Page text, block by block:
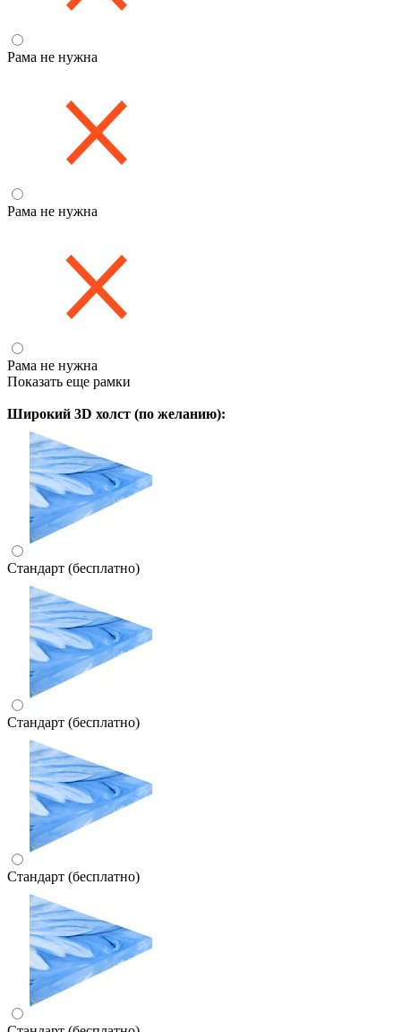
Рама не нужна
Рама не нужна
Рама не нужна
Показать еще рамки
Широкий 3D холст (по желанию):
Стандарт (бесплатно)
Стандарт (бесплатно)
Стандарт (бесплатно)